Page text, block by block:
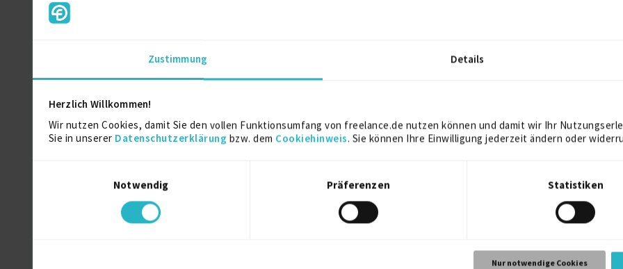
Zustimmung Details
Herzlich Willkommen!
Wir nutzen Cookies, damit Sie den vollen Funktionsumfang von freelance.de nutzen können und damit wir Ihr
Sie in unserer Datenschutzerklärung bzw. dem Cookiehinweis. Sie können Ihre Einwilligung jederzeit ändern oder
Notwendig
Präferenzen Statistiken
Nur notwendige Cookies
Ausbildung
TÜV Akademie
Ausbildung
TÜV Akademie
2019